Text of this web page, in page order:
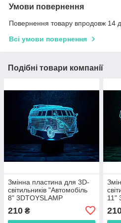
Умови повернення
Повернення товару впродовж 14
Всі умови повернення
Подібні товари компанії
Змінна пластина для 3D-
світильників "Автомобіль
8" 3DTOYSLAMP
210 ₴
11"